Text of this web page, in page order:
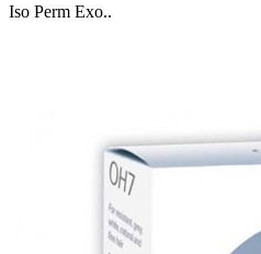
Iso Perm Exo..